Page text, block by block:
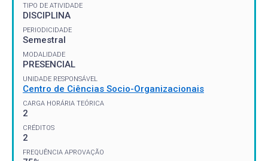
TIPO DE ATIVIDADE
DISCIPLINA
PERIODICIDADE
Semestral
MODALIDADE
PRESENCIAL
UNIDADE RESPONSÁVEL
Centro de Ciências Socio-Organizacionais
CARGA HORÁRIA TEÓRICA
2
CRÉDITOS
2
FREQUÊNCIA APROVAÇÃO